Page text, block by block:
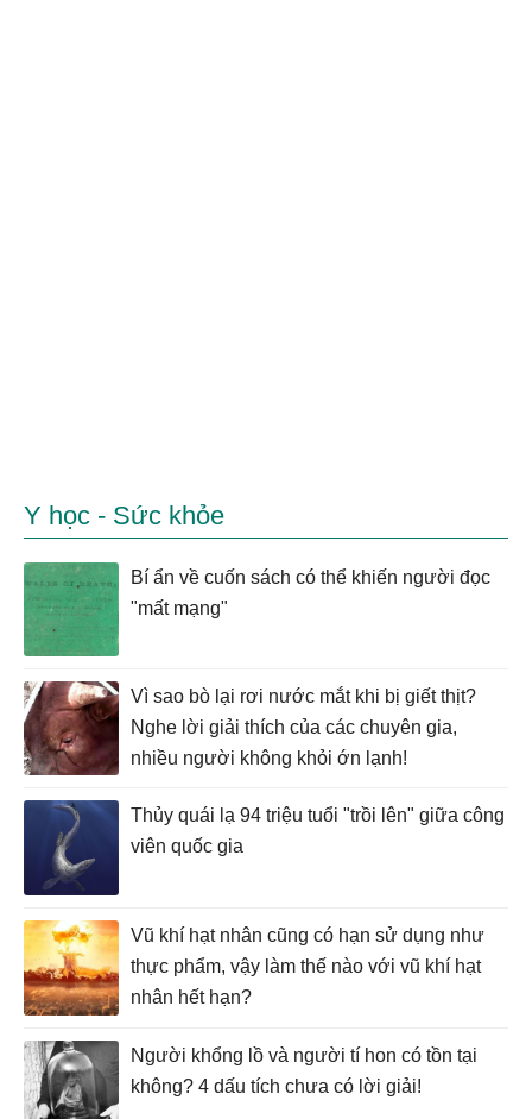
Y học - Sức khỏe
Bí ẩn về cuốn sách có thể khiến người đọc
"mất mạng"
Vì sao bò lại rơi nước mắt khi bị giết thịt?
Nghe lời giải thích của các chuyên gia,
nhiều người không khỏi ớn lạnh!
Thủy quái lạ 94 triệu tuổi "trồi lên" giữa công
viên quốc gia
Vũ khí hạt nhân cũng có hạn sử dụng như
thực phẩm, vậy làm thế nào với vũ khí hạt
nhân hết hạn?
Người khổng lồ và người tí hon có tồn tại
không? 4 dấu tích chưa có lời giải!